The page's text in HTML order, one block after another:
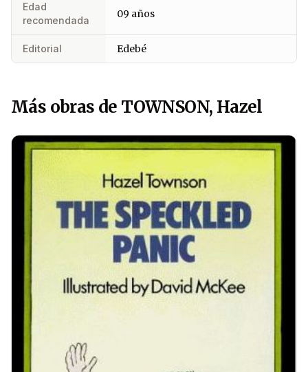
Edad
recomendada
09 años
Editorial Edebé
Más obras de TOWNSON, Hazel